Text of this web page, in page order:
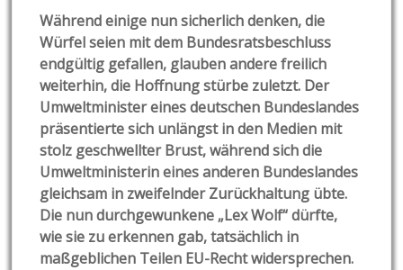
Während einige nun sicherlich denken, die
Würfel seien mit dem Bundesratsbeschluss
endgültig gefallen, glauben andere freilich
weiterhin, die Hoffnung stürbe zuletzt. Der
Umweltminister eines deutschen Bundeslandes
präsentierte sich unlängst in den Medien mit
stolz geschwellter Brust, während sich die
Umweltministerin eines anderen Bundeslandes
gleichsam in zweifelnder Zurückhaltung übte.
Die nun durchgewunkene „Lex Wolf“ dürfte,
wie sie zu erkennen gab, tatsächlich in
maßgeblichen Teilen EU-Recht widersprechen.